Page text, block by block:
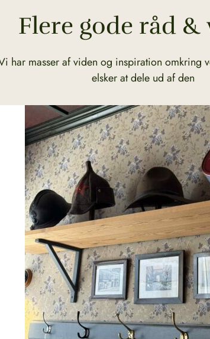
Flere gode råd &
har masser af viden og inspiration omkring
elsker at dele ud af den